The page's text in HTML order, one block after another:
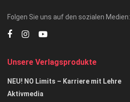
Folgen Sie uns auf den sozialen Medien:
Unsere Verlagsprodukte
NEU! NO Limits – Karriere mit Lehre
Aktivmedia